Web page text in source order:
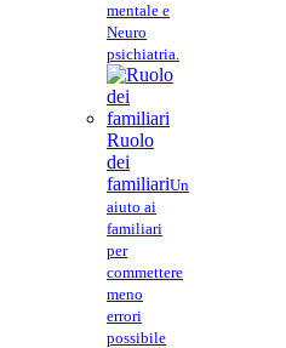
mentale e
Neuro
psichiatria.
Ruolo
dei
familiariUn
aiuto ai
familiari
per
commettere
meno
errori
possibile